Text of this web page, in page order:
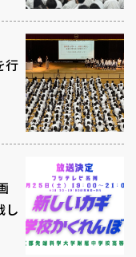
行
し